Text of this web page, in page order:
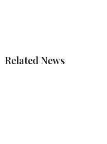
Related News